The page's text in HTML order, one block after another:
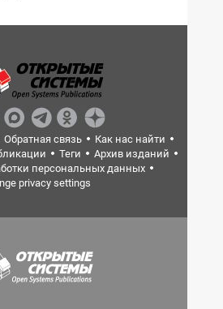
Обратная связь
Как нас найти
Теги
Архив изданий
персональных данных
privacy settings